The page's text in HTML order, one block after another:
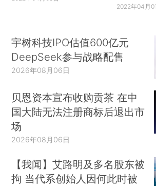
2022年04月
宇树科技IPO估值600亿元
DeepSeek参与战略配售
2026年08月06日
贝恩资本宣布收购贡茶 在中
国大陆无法注册商标后退出市
场
2026年08月06日
【我闻】艾路明及多名股东被
拘 当代系创始人因何此时被